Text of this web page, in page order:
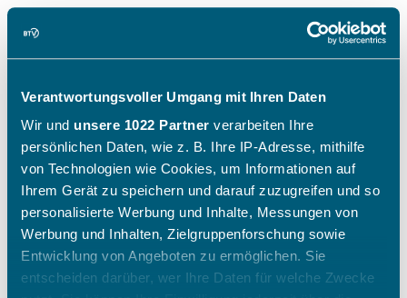
Verantwortungsvoller Umgang mit Ihren Daten
Wir und unsere 1022 Partner verarbeiten Ihre
persönlichen Daten, wie z. B. Ihre IP-Adresse, mithilfe
von Technologien wie Cookies, um Informationen auf
Ihrem Gerät zu speichern und darauf zuzugreifen und so
personalisierte Werbung und Inhalte, Messungen von
Werbung und Inhalten, Zielgruppenforschung sowie
Entwicklung von Angeboten zu ermöglichen. Sie
entscheiden darüber, wer Ihre Daten für welche Zwecke